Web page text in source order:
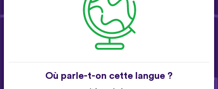
Où parle-t-on cette langue ?